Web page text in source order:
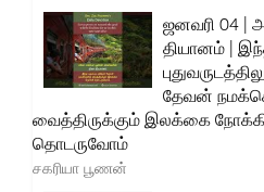
ஜனவரி 04 |
தியானம் |
தேவன்
வைத்திருக்கும் இலக்கை
தொடருவோம்
சகரியா பூணன்